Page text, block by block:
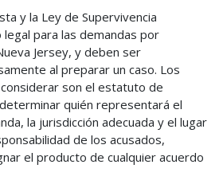
y la Ley de Supervivencia
para las demandas por
Jersey, y deben ser
al preparar un caso. Los
son el estatuto de
quién representará el
la jurisdicción adecuada y el lugar
de los acusados,
el producto de cualquier acuerdo